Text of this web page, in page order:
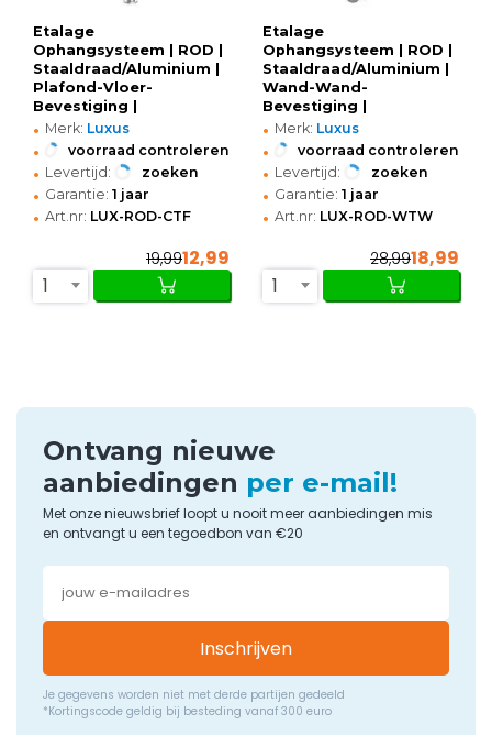
Etalage
Ophangsysteem | ROD |
Staaldraad/Aluminium |
Plafond-Vloer-
Bevestiging |
Verstelbare Lengte
(400cm)
• Merk: Luxus
• voorraad controleren
• Levertijd: zoeken
• Garantie: 1 jaar
• Art.nr: LUX-ROD-CTF
19,9912,99
1
Etalage
Ophangsysteem | ROD |
Staaldraad/Aluminium |
Wand-Wand-
Bevestiging |
Verstelbare Lengte
(300cm)
• Merk: Luxus
• voorraad controleren
• Levertijd: zoeken
• Garantie: 1 jaar
• Art.nr: LUX-ROD-WTW
28,9918,99
1
Ontvang nieuwe
aanbiedingen per e-mail!
Met onze nieuwsbrief loopt u nooit meer aanbiedingen mis
en ontvangt u een tegoedbon van €20
Inschrijven
Je gegevens worden niet met derde partijen gedeeld
*Kortingscode geldig bij besteding vanaf 300 euro